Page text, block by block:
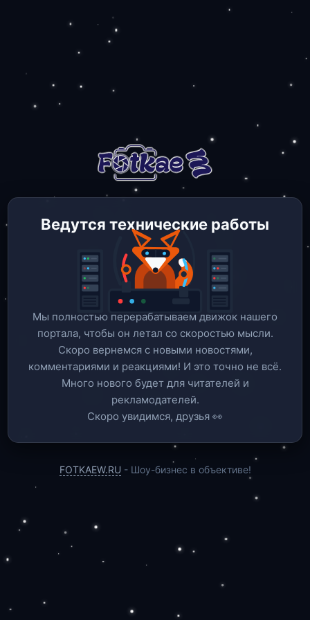
Ведутся технические работы
Мы полностью перерабатываем движок нашего
портала, чтобы он летал со скоростью мысли.
Скоро вернемся c новыми новостями,
комментариями и реакциями! И это точно не всё.
Много нового будет для читателей и
рекламодателей.
Скоро увидимся, друзья 👀
FOTKAEW.RU - Шоу-бизнес в объективе!